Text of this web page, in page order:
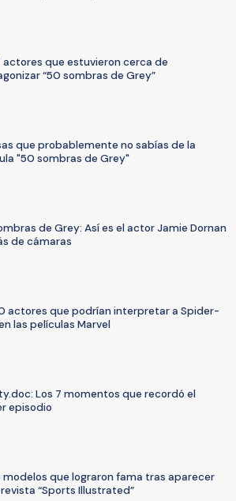
actores que estuvieron cerca de
“50 sombras de Grey”
que probablemente no sabías de la
"50 sombras de Grey"
de Grey: Así es el actor Jamie Dornan
de cámaras
actores que podrían interpretar a Spider-
las películas Marvel
Los 7 momentos que recordó el
episodio
modelos que lograron fama tras aparecer
“Sports Illustrated”